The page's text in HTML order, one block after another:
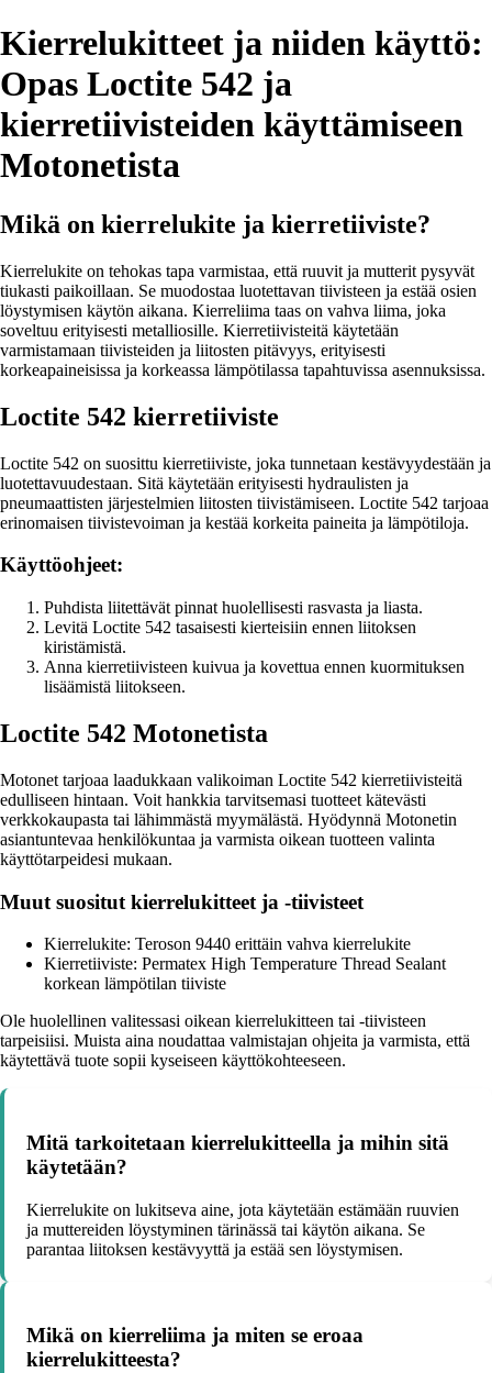
Kierrelukitteet ja niiden käyttö:
Opas Loctite 542 ja
kierretiivisteiden käyttämiseen
Motonetista
Mikä on kierrelukite ja kierretiiviste?
Kierrelukite on tehokas tapa varmistaa, että ruuvit ja mutterit pysyvät
tiukasti paikoillaan. Se muodostaa luotettavan tiivisteen ja estää osien
löystymisen käytön aikana. Kierreliima taas on vahva liima, joka
soveltuu erityisesti metalliosille. Kierretiivisteitä käytetään
varmistamaan tiivisteiden ja liitosten pitävyys, erityisesti
korkeapaineisissa ja korkeassa lämpötilassa tapahtuvissa asennuksissa.
Loctite 542 kierretiiviste
Loctite 542 on suosittu kierretiiviste, joka tunnetaan kestävyydestään ja
luotettavuudestaan. Sitä käytetään erityisesti hydraulisten ja
pneumaattisten järjestelmien liitosten tiivistämiseen. Loctite 542 tarjoaa
erinomaisen tiivistevoiman ja kestää korkeita paineita ja lämpötiloja.
Käyttöohjeet:
Puhdista liitettävät pinnat huolellisesti rasvasta ja liasta.
Levitä Loctite 542 tasaisesti kierteisiin ennen liitoksen
kiristämistä.
Anna kierretiivisteen kuivua ja kovettua ennen kuormituksen
lisäämistä liitokseen.
Loctite 542 Motonetista
Motonet tarjoaa laadukkaan valikoiman Loctite 542 kierretiivisteitä
edulliseen hintaan. Voit hankkia tarvitsemasi tuotteet kätevästi
verkkokaupasta tai lähimmästä myymälästä. Hyödynnä Motonetin
asiantuntevaa henkilökuntaa ja varmista oikean tuotteen valinta
käyttötarpeidesi mukaan.
Muut suositut kierrelukitteet ja -tiivisteet
Kierrelukite: Teroson 9440 erittäin vahva kierrelukite
Kierretiiviste: Permatex High Temperature Thread Sealant
korkean lämpötilan tiiviste
Ole huolellinen valitessasi oikean kierrelukitteen tai -tiivisteen
tarpeisiisi. Muista aina noudattaa valmistajan ohjeita ja varmista, että
käytettävä tuote sopii kyseiseen käyttökohteeseen.
Mitä tarkoitetaan kierrelukitteella ja mihin sitä
käytetään?
Kierrelukite on lukitseva aine, jota käytetään estämään ruuvien
ja muttereiden löystyminen tärinässä tai käytön aikana. Se
parantaa liitoksen kestävyyttä ja estää sen löystymisen.
Mikä on kierreliima ja miten se eroaa
kierrelukitteesta?